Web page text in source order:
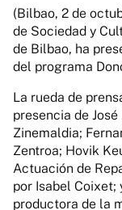
(Bilbao, 2 de
de Sociedad y
de Bilbao, ha
del programa
La rueda de
presencia de
Zinemaldia;
Zentroa; Hovik
Actuación de
por Isabel Coixet;
productora de la